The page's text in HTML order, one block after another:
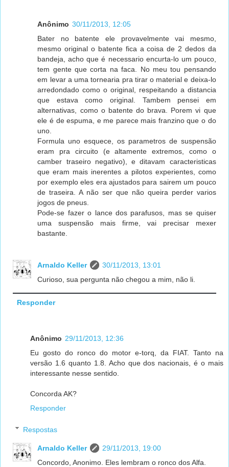
Anônimo 30/11/2013, 12:05
Bater no batente ele provavelmente vai mesmo,
mesmo original o batente fica a coisa de 2 dedos da
bandeja, acho que é necessario encurta-lo um pouco,
tem gente que corta na faca. No meu tou pensando
em levar a uma tornearia pra tirar o material e deixa-lo
arredondado como o original, respeitando a distancia
que estava como original. Tambem pensei em
alternativas, como o batente do brava. Porem vi que
ele é de espuma, e me parece mais franzino que o do
uno.
Formula uno esquece, os parametros de suspensão
eram pra circuito (e altamente extremos, como o
camber traseiro negativo), e ditavam caracteristicas
que eram mais inerentes a pilotos experientes, como
por exemplo eles era ajustados para sairem um pouco
de traseira. A não ser que não queira perder varios
jogos de pneus.
Pode-se fazer o lance dos parafusos, mas se quiser
uma suspensão mais firme, vai precisar mexer
bastante.
Arnaldo Keller
30/11/2013, 13:01
Curioso, sua pergunta não chegou a mim, não li.
Responder
Anônimo 29/11/2013, 12:36
Eu gosto do ronco do motor e-torq, da FIAT. Tanto na
versão 1.6 quanto 1.8. Acho que dos nacionais, é o mais
interessante nesse sentido.
Concorda AK?
Responder
Respostas
Arnaldo Keller
29/11/2013, 19:00
Concordo, Anonimo. Eles lembram o ronco dos Alfa.